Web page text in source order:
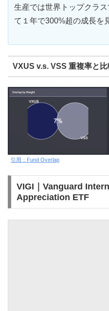
生産では世界トップクラ
て１年で300%超の成長を
VXUS v.s. VSS 重複率と比
引用：Fund Overlap
VIGI｜Vanguard
Appreciation ETF